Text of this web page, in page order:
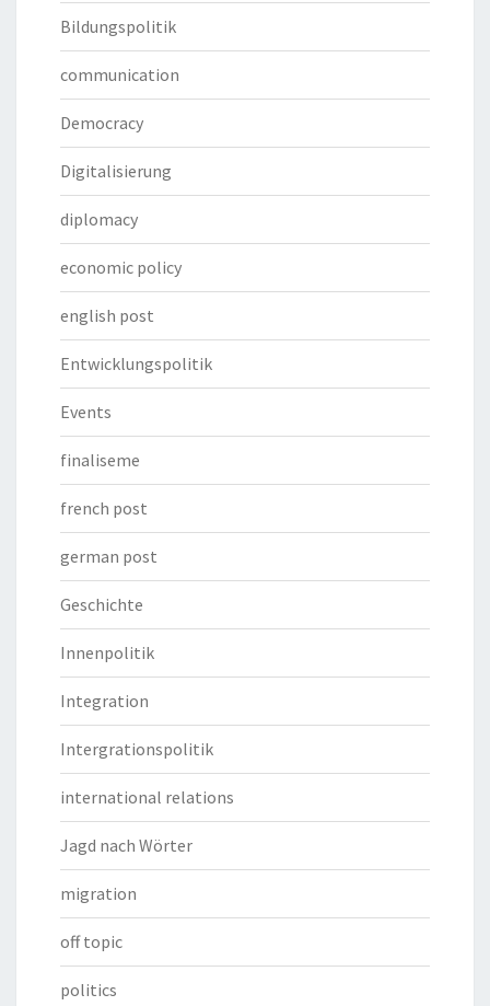
Bildungspolitik
communication
Democracy
Digitalisierung
diplomacy
economic policy
english post
Entwicklungspolitik
Events
finaliseme
french post
german post
Geschichte
Innenpolitik
Integration
Intergrationspolitik
international relations
Jagd nach Wörter
migration
off topic
politics